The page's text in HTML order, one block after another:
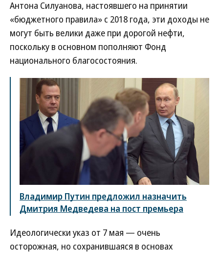
Антона Силуанова, настоявшего на принятии
«бюджетного правила» с 2018 года, эти доходы не
могут быть велики даже при дорогой нефти,
поскольку в основном пополняют Фонд
национального благосостояния.
Владимир Путин предложил назначить
Дмитрия Медведева на пост премьера
Идеологически указ от 7 мая — очень
осторожная, но сохранившаяся в основах